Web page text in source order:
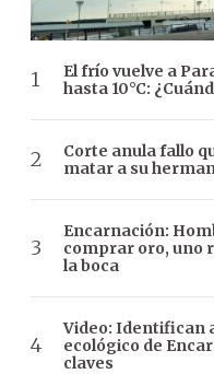
El frío vuelve a
hasta 10°C:
Corte anula fallo
matar a su
Encarnación:
comprar oro, uno
la boca
Video: Identifican
ecológico de
claves